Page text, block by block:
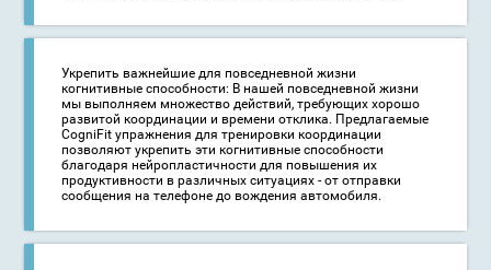
Укрепить важнейшие для повседневной жизни
когнитивные способности: В нашей повседневной жизни
мы выполняем множество действий, требующих хорошо
развитой координации и времени отклика. Предлагаемые
CogniFit упражнения для тренировки координации
позволяют укрепить эти когнитивные способности
благодаря нейропластичности для повышения их
продуктивности в различных ситуациях - от отправки
сообщения на телефоне до вождения автомобиля.